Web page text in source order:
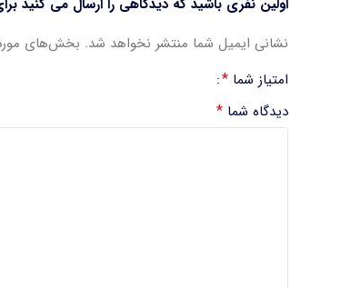
نشانی ایمیل شما منتشر نخواهد شد. بخش‌های
امتیاز شما *
دیدگاه شما *